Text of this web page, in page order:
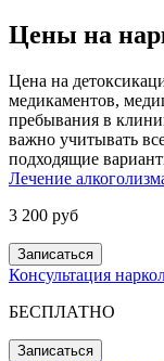
Цены на
Цена на
медикаментов,
пребывания в
важно учитывать
подходящие
Лечение
3 200 руб
Записаться
Консультация
БЕСПЛАТНО
Записаться